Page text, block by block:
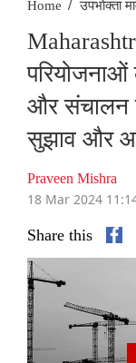
Home उपभोक्ता
और संचालन
सुझाव और
Praveen Mishra
18 Mar 2024
Share this